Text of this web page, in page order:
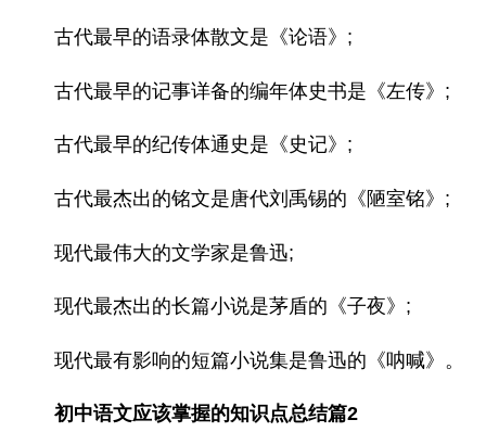
古代最早的语录体散文是《论语》;
古代最早的记事详备的编年体史书是《左传》;
古代最早的纪传体通史是《史记》;
古代最杰出的铭文是唐代刘禹锡的《陋室铭》;
现代最伟大的文学家是鲁迅;
现代最杰出的长篇小说是茅盾的《子夜》;
现代最有影响的短篇小说集是鲁迅的《呐喊》。
初中语文应该掌握的知识点总结篇2